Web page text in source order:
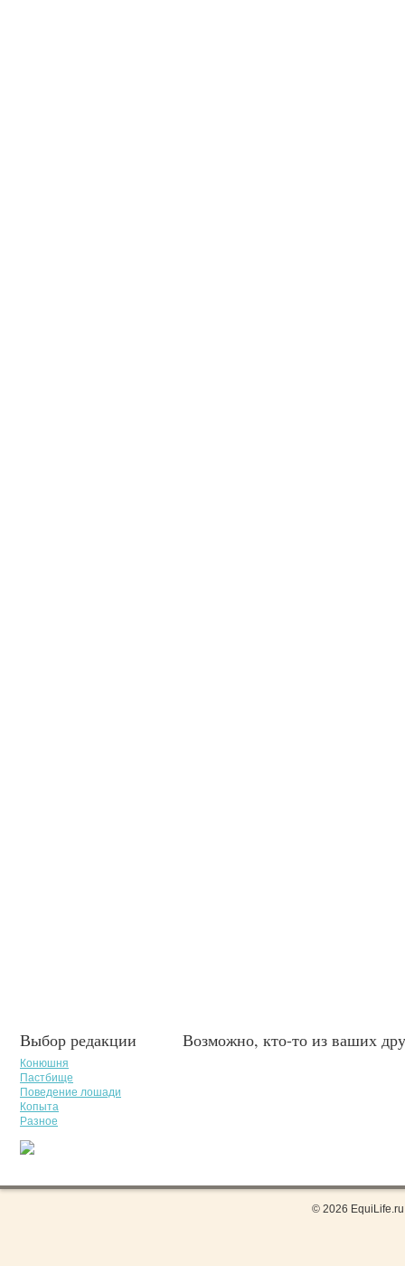
Выбор редакции
Конюшня
Пастбище
Поведение лошади
Копыта
Разное
Возможно, кто-то из ваших
© 2026